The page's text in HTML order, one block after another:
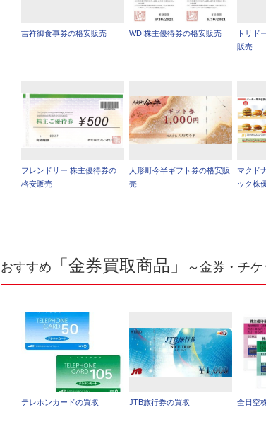
吉祥御食事券の格安販売 WDI株主優待券の格安販売
トリド
販売
フレンドリー 株主優待券の
格安販売
人形町今半ギフト券の格安販
売
マクド
ック株
おすすめ 「金券買取商品」 ～金券・チ
テレホンカードの買取 JTB旅行券の買取 全日空